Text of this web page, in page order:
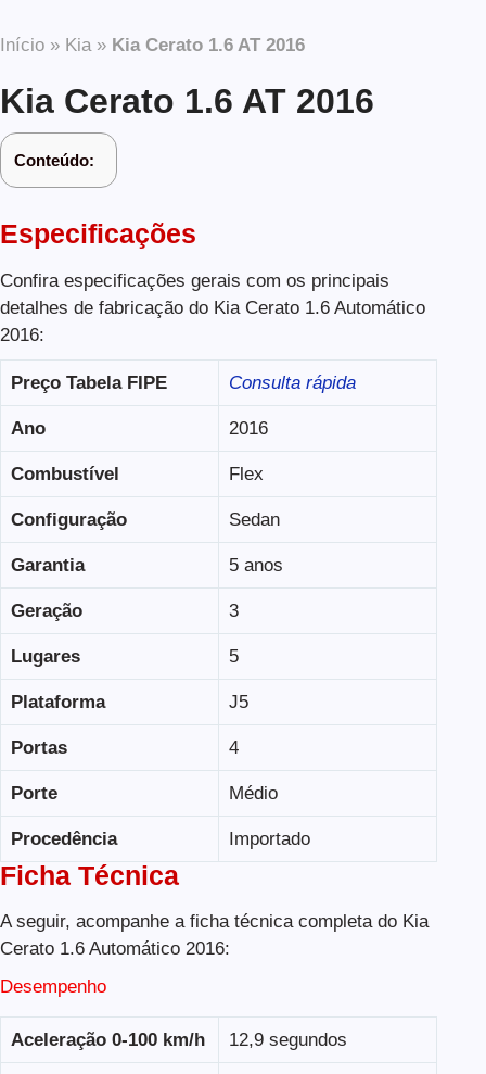
Início » Kia» Kia Cerato 1.6 AT 2016
Kia Cerato 1.6 AT 2016
Conteúdo:
Especificações
Confira especificações gerais com os principais
detalhes de fabricação do Kia Cerato 1.6 Automático
2016:
Preço Tabela FIPE Consulta rápida
Ano 2016
Combustível Flex
Configuração Sedan
Garantia 5 anos
Geração 3
Lugares 5
Plataforma J5
Portas 4
Porte Médio
Procedência Importado
Ficha Técnica
A seguir, acompanhe a ficha técnica completa do Kia
Cerato 1.6 Automático 2016:
Desempenho
Aceleração 0-100 km/h 12,9 segundos